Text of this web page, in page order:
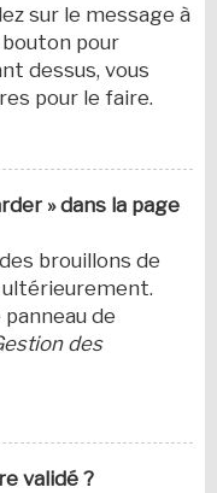
sur le message à
pour
dessus, vous
pour le faire.
» dans la page
brouillons de
de
des
validé ?